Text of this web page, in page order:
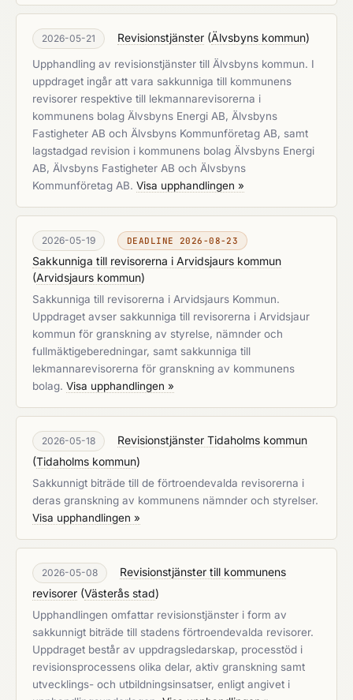
2026-05-21 Revisionstjänster (Älvsbyns kommun)
Upphandling av revisionstjänster till Älvsbyns kommun. I
uppdraget ingår att vara sakkunniga till kommunens
revisorer respektive till lekmannarevisorerna i
kommunens bolag Älvsbyns Energi AB, Älvsbyns
Fastigheter AB och Älvsbyns Kommunföretag AB, samt
lagstadgad revision i kommunens bolag Älvsbyns Energi
AB, Älvsbyns Fastigheter AB och Älvsbyns
Kommunföretag AB. Visa upphandlingen »
2026-05-19 DEADLINE 2026-08-23
Sakkunniga till revisorerna i Arvidsjaurs kommun
(Arvidsjaurs kommun)
Sakkunniga till revisorerna i Arvidsjaurs Kommun.
Uppdraget avser sakkunniga till revisorerna i Arvidsjaur
kommun för granskning av styrelse, nämnder och
fullmäktigeberedningar, samt sakkunniga till
lekmannarevisorerna för granskning av kommunens
bolag. Visa upphandlingen »
2026-05-18
Revisionstjänster Tidaholms kommun
(Tidaholms kommun)
Sakkunnigt biträde till de förtroendevalda revisorerna i
deras granskning av kommunens nämnder och styrelser.
Visa upphandlingen »
2026-05-08
Revisionstjänster till kommunens
revisorer (Västerås stad)
Upphandlingen omfattar revisionstjänster i form av
sakkunnigt biträde till stadens förtroendevalda revisorer.
Uppdraget består av uppdragsledarskap, processtöd i
revisionsprocessens olika delar, aktiv granskning samt
utvecklings- och utbildningsinsatser, enligt angivet i